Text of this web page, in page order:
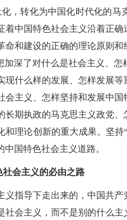
，转化为中国化时代化的
中国特色社会主义沿着正
和建设的正确的理论原则
深了对什么是社会主义、
什么样的发展、怎样发展
会主义、怎样坚持和发展中
期执政的马克思主义政党
理论创新的重大成果。坚
国特色社会主义道路。
社会主义的必由之路
义指导下走出来的，中国共
会主义，而不是别的什么